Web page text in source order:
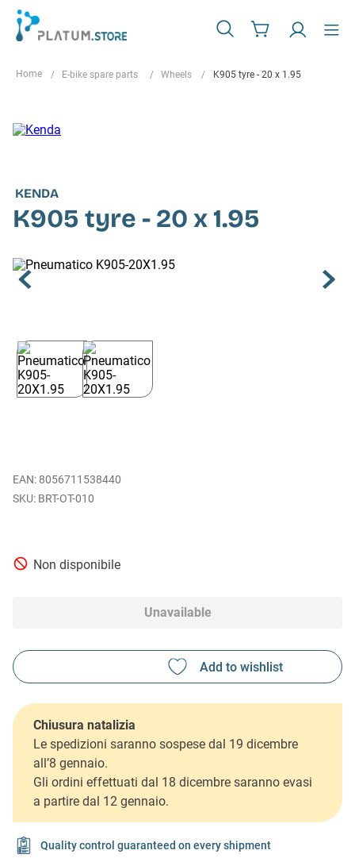
E-bike spare parts Wheels K905 tyre - 20 x 1.95
KENDA
K905 tyre - 20 x 1.95
EAN: 8056711538440
BRT-OT-010
Non disponibile
Unavailable
Chiusura natalizia
Le spedizioni saranno sospese dal 19 dicembre
all’8 gennaio.
Gli ordini effettuati dal 18 dicembre saranno evasi
a partire dal 12 gennaio.
Quality control guaranteed on every shipment